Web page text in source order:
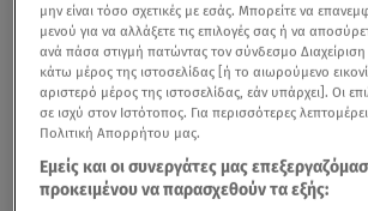
μην είναι τόσο σχετικές με εσάς. Μπορείτε να
μενού για να αλλάξετε τις επιλογές σας ή να
ανά πάσα στιγμή πατώντας τον σύνδεσμο
κάτω μέρος της ιστοσελίδας [ή το αιωρούμενο
αριστερό μέρος της ιστοσελίδας, εάν υπάρχει]. Οι
σε ισχύ στον Ιστότοπος. Για περισσότερες
Πολιτική Απορρήτου μας.
Εμείς και οι συνεργάτες μας
προκειμένου να παρασχεθούν τα εξής: